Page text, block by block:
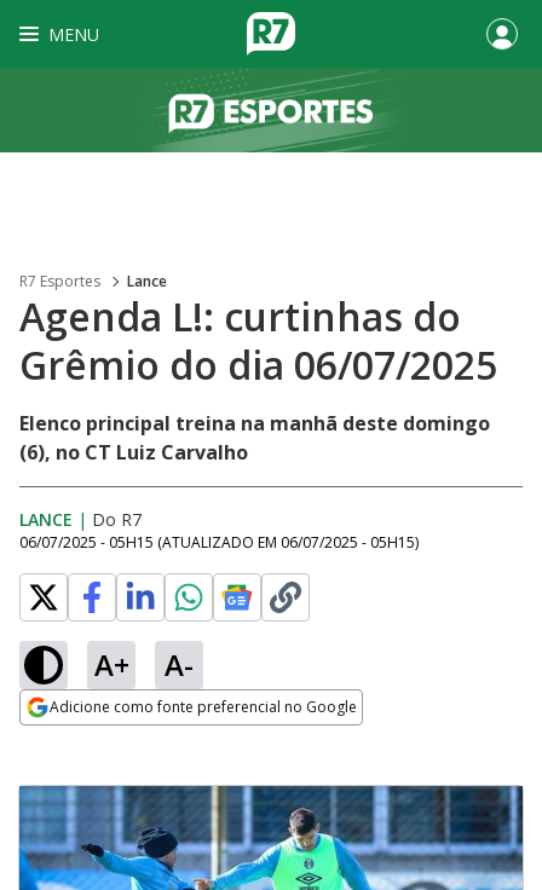
MENU
R7 Esportes Lance
Agenda L!: curtinhas do
Grêmio do dia 06/07/2025
Elenco principal treina na manhã deste domingo
(6), no CT Luiz Carvalho
LANCE | Do R7
06/07/2025 - 05H15 (ATUALIZADO EM 06/07/2025 - 05H15)
A+ A-
Adicione como fonte preferencial no Google